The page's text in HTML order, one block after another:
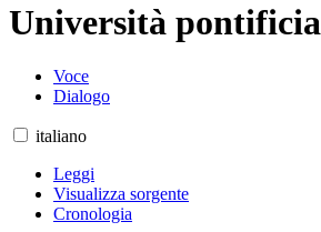
Università pontificia
Voce
Dialogo
italiano
Leggi
Visualizza sorgente
Cronologia